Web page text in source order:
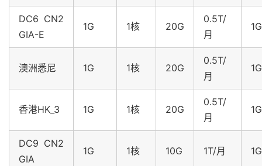
DC6 CN2
GIA-E
1G 1核 20G
0.5T/
月
1G
澳洲悉尼 1G 1核 20G
0.5T/
月
1G
香港HK_3 1G 1核 20G
0.5T/
月
1G
DC9 CN2
GIA
1G 1核 10G 1T/月 1G